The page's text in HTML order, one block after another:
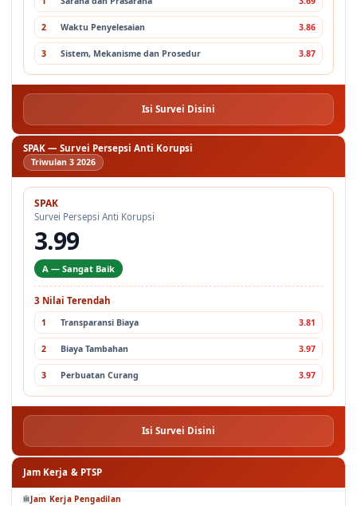
2 Waktu Penyelesaian 3.86
3 Sistem, Mekanisme dan Prosedur 3.87
Isi Survei Disini
SPAK — Survei Persepsi Anti Korupsi
Triwulan 3 2026
SPAK
Survei Persepsi Anti Korupsi
3.99
A — Sangat Baik
3 Nilai Terendah
1 Transparansi Biaya 3.81
2 Biaya Tambahan 3.97
3 Perbuatan Curang 3.97
Isi Survei Disini
Jam Kerja & PTSP
Jam Kerja Pengadilan